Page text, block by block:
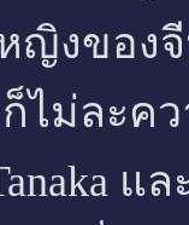
ญิงของ
ไม่ละค